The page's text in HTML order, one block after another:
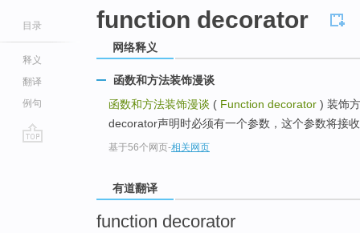
目录
释义
翻译
例句
function decorator
网络释义
函数和方法装饰漫谈
函数和方法装饰漫谈 ( Function decorator ) 装饰
decorator声明时必须有一个参数，这个参数将接
基于56个网页-相关网页
有道翻译
function decorator